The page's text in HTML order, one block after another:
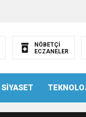
NÖBETÇİ
ECZANELER
SİYASET